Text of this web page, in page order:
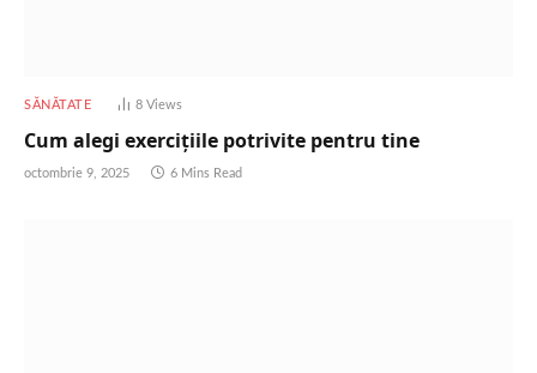
SĂNĂTATE 8Views
Cum alegi exercițiile potrivite pentru tine
octombrie 9, 2025 6 Mins Read